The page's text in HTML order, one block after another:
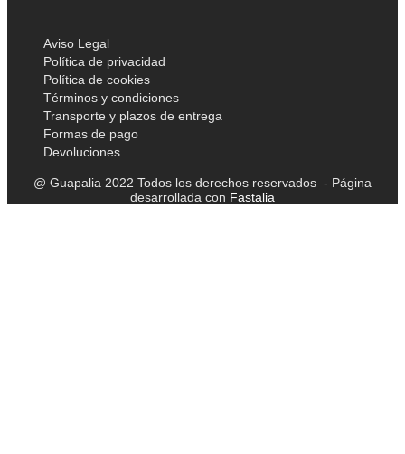
Aviso Legal
Política de privacidad
Política de cookies
Términos y condiciones
Transporte y plazos de entrega
Formas de pago
Devoluciones
@ Guapalia 2022 Todos los derechos reservados - Página
desarrollada con Fastalia